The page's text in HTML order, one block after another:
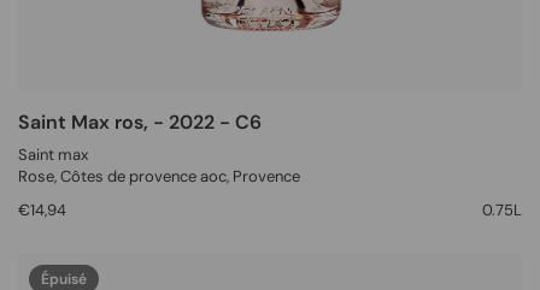
Saint Max ros‚ - 2022 - C6
Saint max
Rose, Côtes de provence aoc, Provence
€14,94
0.75L
Épuisé